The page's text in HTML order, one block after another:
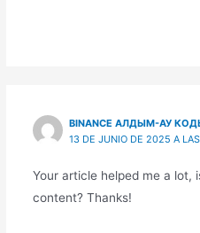
BINANCE АЛДЫМ-АУ
13 DE JUNIO DE 2025 A
Your article helped me a lot,
content? Thanks!